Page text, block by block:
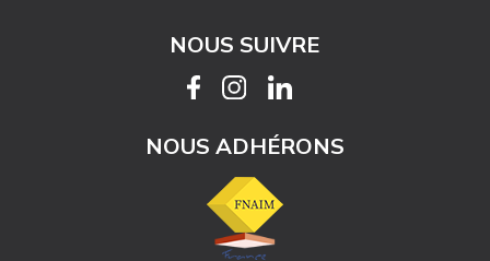
NOUS SUIVRE
NOUS ADHÉRONS